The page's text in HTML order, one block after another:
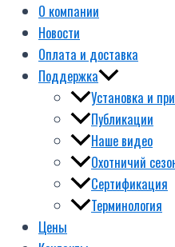
О компании
Новости
Оплата и доставка
Поддержка
Установка и
Публикации
Наше видео
Охотничий
Сертификация
Терминология
Цены